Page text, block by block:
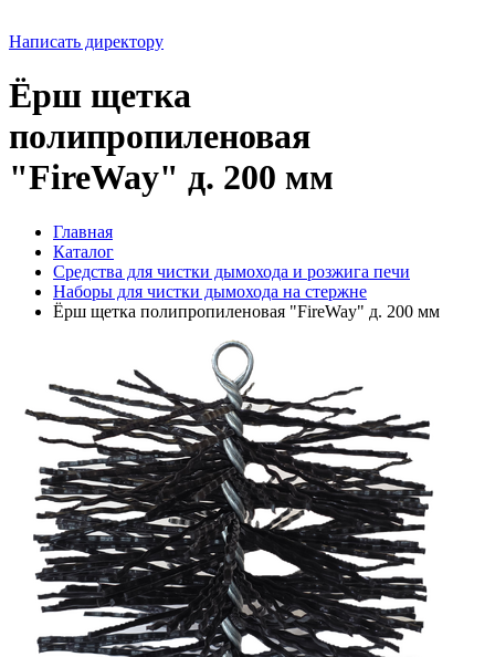
Написать директору
Ёрш щетка
полипропиленовая
"FireWay" д. 200 мм
Главная
Каталог
Средства для чистки дымохода и розжига печи
Наборы для чистки дымохода на стержне
Ёрш щетка полипропиленовая "FireWay" д. 200 мм